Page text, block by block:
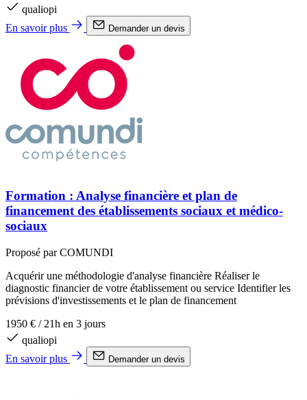
qualiopi
En savoir plus
Demander un devis
Formation : Analyse financière et plan de
financement des établissements sociaux et médico-
sociaux
Proposé par COMUNDI
Acquérir une méthodologie d'analyse financière Réaliser le
diagnostic financier de votre établissement ou service Identifier les
prévisions d'investissements et le plan de financement
1950 € / 21h en 3 jours
qualiopi
En savoir plus
Demander un devis